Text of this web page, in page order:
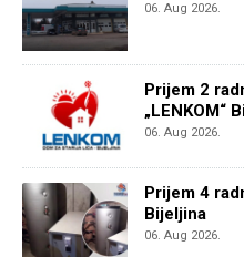
06. Aug 2026.
Prijem 2
„LENKOM“
06. Aug 2026.
Prijem 4
Bijeljina
06. Aug 2026.